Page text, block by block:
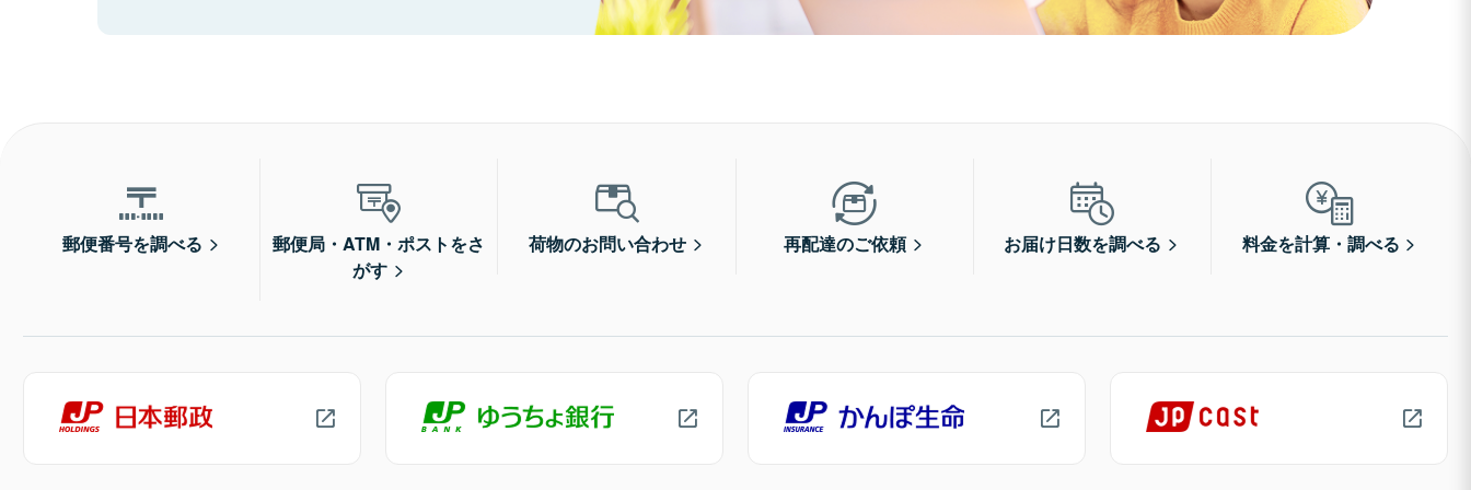
郵便番号を調べる
郵便局・ATM・ポストをさ
がす
荷物のお問い合わせ 再配達のご依頼 お届け日数を調べる 料金を計算・調べる